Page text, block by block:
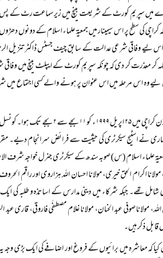
سود کے بارے میں سپریم کورٹ کے شریعت بینچ میں زیرسماعت رٹ کے
کہ کراچی کی سطح پر اس سیمینار میں جمعیۃ علماء اسلام کے دونوں
لیے وفاقی شرعی عدالت کے سابق چیف جسٹس ڈاکٹر تنزیل
معذرت کر دی کہ چونکہ سپریم کورٹ کے ایپلٹ بینچ میں
وہ اس مرحلہ میں اس عنوان پر ہونے والے کسی اجتماع
سیمینار پاکستان شریعت کونسل کے ہیڈ آفس جامعہ انوار القرآن آدم ٹاؤن کراچی میں ۲۵ اپریل ۱۹۹۹ء کو
انصاری نے اسٹیج سیکرٹری کی حیثیت سے فرائض سرانجام دیے۔
علماء اسلام (س) صوبہ سندھ کے سیکرٹری جنرل خواجہ شرف
اکرام الحق خیری، مولانا احسان اللہ ہزاروی اور راقم
شامل تھے۔ جبکہ شرکاء میں دینی مدارس کے اساتذہ و طلبہ کی
مولانا صوفی عبد الحنان، مولانا غلام مصطفٰی فاروقی، قاری عبد
قابل ذکر ہیں۔
کیا کہ معاشرہ میں برائیوں کے فروغ اور اضافے کی ایک بڑی